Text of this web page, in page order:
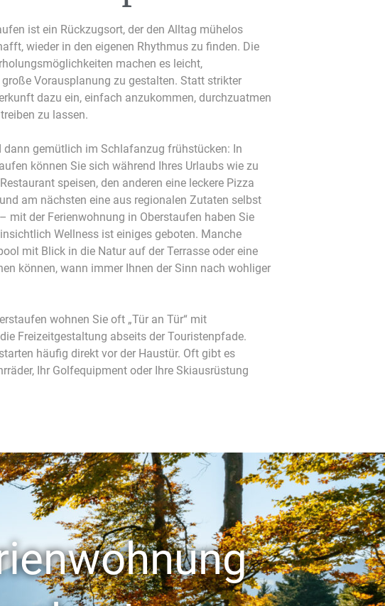
ist ein Rückzugsort, der den Alltag mühelos
wieder in den eigenen Rhythmus zu finden. Die
machen es leicht,
Vorausplanung zu gestalten. Statt strikter
dazu ein, einfach anzukommen, durchzuatmen
zu lassen.
dann gemütlich im Schlafanzug frühstücken: In
können Sie sich während Ihres Urlaubs wie zu
speisen, den anderen eine leckere Pizza
am nächsten eine aus regionalen Zutaten selbst
mit der Ferienwohnung in Oberstaufen haben Sie
Wellness ist einiges geboten. Manche
mit Blick in die Natur auf der Terrasse oder eine
können, wann immer Ihnen der Sinn nach wohliger
wohnen Sie oft „Tür an Tür“ mit
Freizeitgestaltung abseits der Touristenpfade.
häufig direkt vor der Haustür. Oft gibt es
Ihr Golfequipment oder Ihre Skiausrüstung